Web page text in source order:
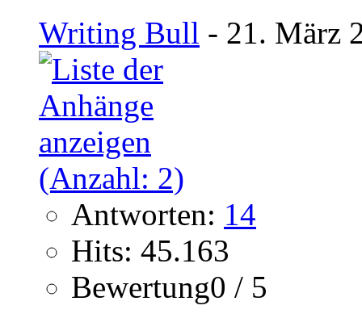
Writing Bull - 21. März
Antworten: 14
Hits: 45.163
Bewertung0 / 5